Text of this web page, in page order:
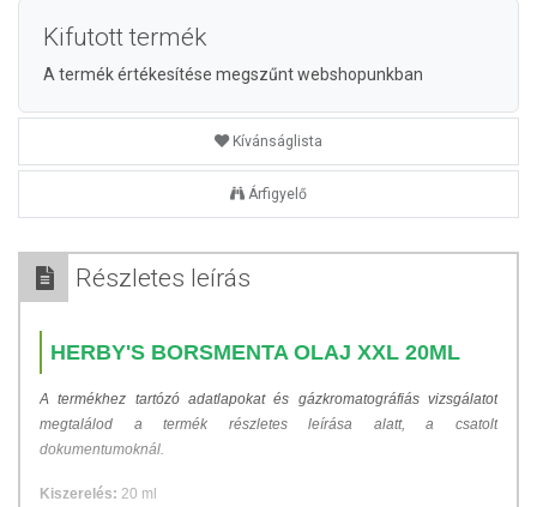
Kifutott termék
A termék értékesítése megszűnt webshopunkban
Kívánságlista
Árfigyelő
Részletes leírás
HERBY'S BORSMENTA OLAJ XXL 20ML
A termékhez tartózó adatlapokat és gázkromatográfiás vizsgálatot
megtalálod a termék részletes leírása alatt, a csatolt
dokumentumoknál.
Kiszerelés: 20 ml